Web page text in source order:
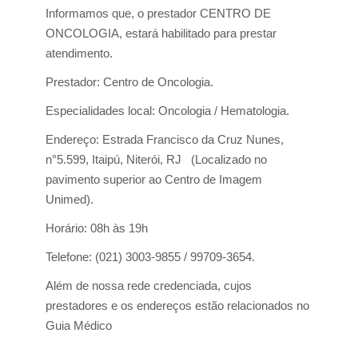
Informamos que, o prestador CENTRO DE
ONCOLOGIA, estará habilitado para prestar
atendimento.
Prestador: Centro de Oncologia.
Especialidades local: Oncologia / Hematologia.
Endereço: Estrada Francisco da Cruz Nunes,
n°5.599, Itaipú, Niterói, RJ (Localizado no
pavimento superior ao Centro de Imagem
Unimed).
Horário: 08h às 19h
Telefone: (021) 3003-9855 / 99709-3654.
Além de nossa rede credenciada, cujos
prestadores e os endereços estão relacionados no
Guia Médico